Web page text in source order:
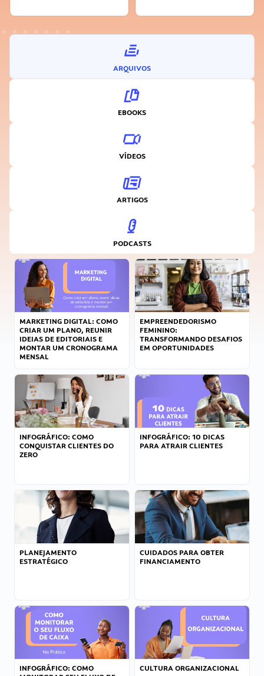
ARQUIVOS
EBOOKS
VÍDEOS
ARTIGOS
PODCASTS
MARKETING DIGITAL: COMO
CRIAR UM PLANO, REUNIR
IDEIAS DE EDITORIAIS E
MONTAR UM CRONOGRAMA
MENSAL
EMPREENDEDORISMO
FEMININO:
TRANSFORMANDO DESAFIOS
EM OPORTUNIDADES
INFOGRÁFICO: COMO
CONQUISTAR CLIENTES DO
ZERO
INFOGRÁFICO: 10 DICAS
PARA ATRAIR CLIENTES
PLANEJAMENTO
ESTRATÉGICO
CUIDADOS PARA OBTER
FINANCIAMENTO
INFOGRÁFICO: COMO
CULTURA ORGANIZACIONAL